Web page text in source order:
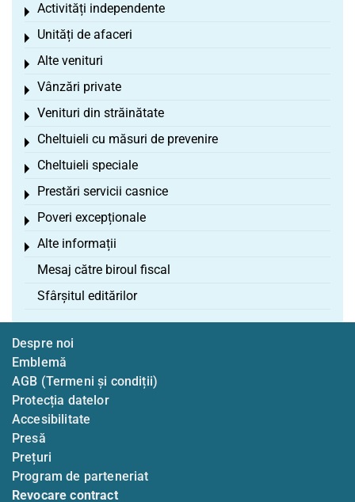
Activități independente
Toggle menu
Unități de afaceri
Toggle menu
Alte venituri
Toggle menu
Vânzări private
Toggle menu
Venituri din străinătate
Toggle menu
Cheltuieli cu măsuri de prevenire
Toggle menu
Cheltuieli speciale
Toggle menu
Prestări servicii casnice
Toggle menu
Poveri excepționale
Toggle menu
Alte informații
Toggle menu
Mesaj către biroul fiscal
Sfârșitul editărilor
Despre noi
Emblemă
AGB (Termeni și condiții)
Protecția datelor
Accesibilitate
Presă
Prețuri
Program de parteneriat
Revocare contract